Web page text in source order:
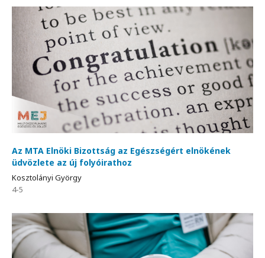
Az MTA Elnöki Bizottság az Egészségért elnökének
üdvözlete az új folyóirathoz
Kosztolányi György
4-5